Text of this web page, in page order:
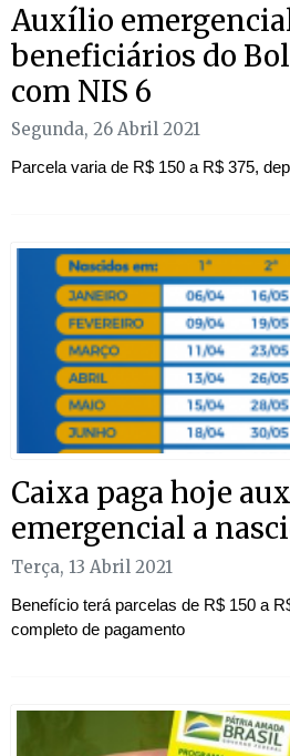
Auxílio
beneficiários do
com NIS 6
Segunda, 26 Abril 2021
Parcela varia de R$ 150 a R$ 375,
Caixa paga hoje
emergencial a
Terça, 13 Abril 2021
Benefício terá parcelas de R$ 150 a
completo de pagamento